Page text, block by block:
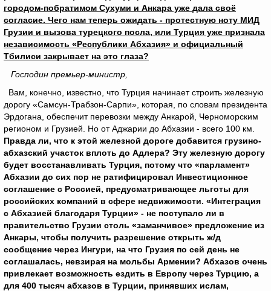
городом-побратимом Сухуми и Анкара уже дала своё
согласие. Чего нам теперь ожидать - протестную ноту МИД
Грузии и вызова турецкого посла, или Турция уже признала
независимость «Республики Абхазия» и официальный
Тбилиси закрывает на это глаза?
Господин премьер-министр
Вам, конечно, известно, что Турция начинает строить железную
дорогу «Самсун-Трабзон-Сарпи», которая, по словам президента
Эрдогана, обеспечит перевозки между Анкарой, Черноморским
регионом и Грузией. Но от Аджарии до Абхазии - всего 100 км.
Правда ли, что к этой железной дороге добавится грузино-
абхазский участок вплоть до Адлера? Эту железную дорогу
будет восстанавливать Турция, потому что «парламент»
Абхазии до сих пор не ратифицировал Инвестиционное
соглашение с Россией, предусматривающее льготы для
российских компаний в сфере недвижимости. «Интеграция
с Абхазией благодаря Турции» - не поступало ли в
правительство Грузии столь «заманчивое» предложение из
Анкары, чтобы получить разрешение открыть ж/д
сообщение через Ингури, на что Грузия по сей день не
соглашалась, невзирая на мольбы Армении? Абхазов очень
привлекает возможность ездить в Европу через Турцию, а
для 400 тысяч абхазов в Турции, принявших ислам,